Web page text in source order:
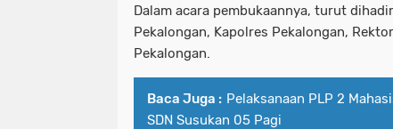
Dalam acara pembukaannya, turut
Pekalongan, Kapolres Pekalongan,
Pekalongan.
Baca Juga : Pelaksanaan PLP 2
SDN Susukan 05 Pagi